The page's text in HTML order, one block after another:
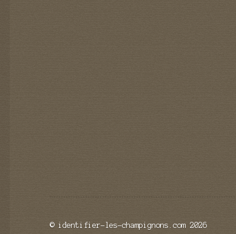
© identifier-les-champignons.com 2026